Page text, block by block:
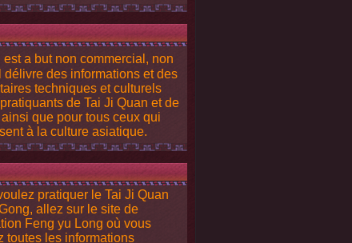
est a but non commercial, non
délivre des informations et des
techniques et culturels
de Tai Ji Quan et de
que pour tous ceux qui
à la culture asiatique.
pratiquer le Tai Ji Quan
allez sur le site de
Feng yu Long où vous
toutes les informations